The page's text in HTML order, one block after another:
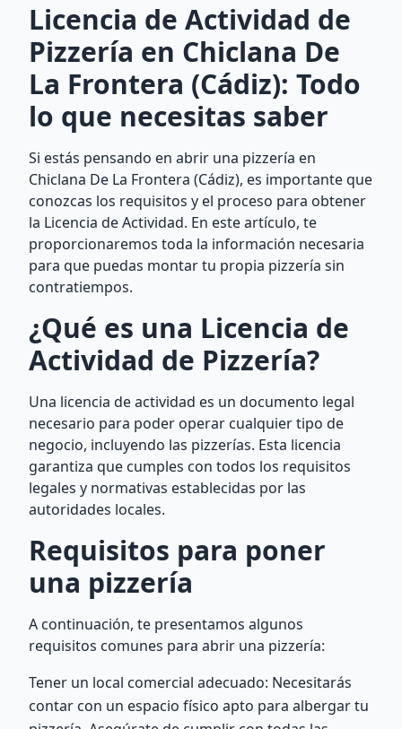
Licencia de Actividad de
Pizzería en Chiclana De
La Frontera (Cádiz): Todo
lo que necesitas saber
Si estás pensando en abrir una pizzería en
Chiclana De La Frontera (Cádiz), es importante que
conozcas los requisitos y el proceso para obtener
la Licencia de Actividad. En este artículo, te
proporcionaremos toda la información necesaria
para que puedas montar tu propia pizzería sin
contratiempos.
¿Qué es una Licencia de
Actividad de Pizzería?
Una licencia de actividad es un documento legal
necesario para poder operar cualquier tipo de
negocio, incluyendo las pizzerías. Esta licencia
garantiza que cumples con todos los requisitos
legales y normativas establecidas por las
autoridades locales.
Requisitos para poner
una pizzería
A continuación, te presentamos algunos
requisitos comunes para abrir una pizzería:
Tener un local comercial adecuado: Necesitarás
contar con un espacio físico apto para albergar tu